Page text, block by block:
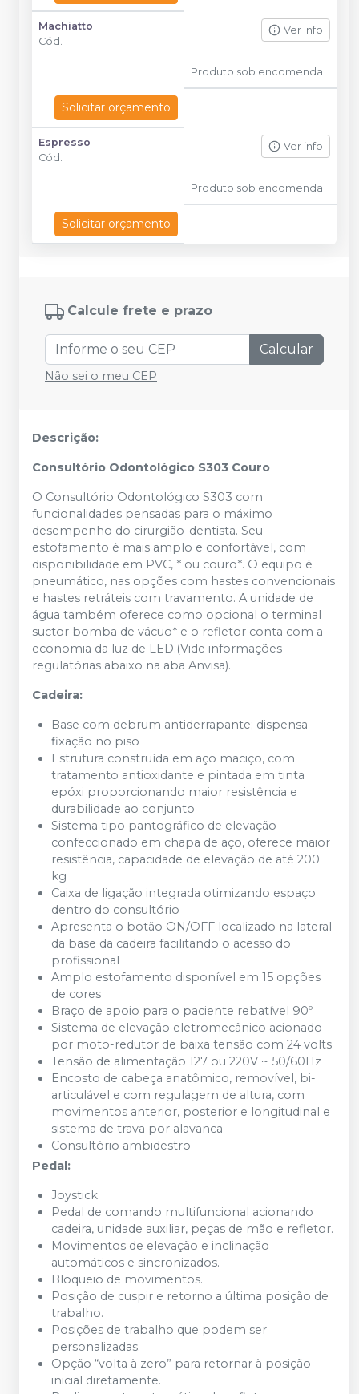
Machiatto
Cód.
Ver info
Produto sob encomenda
Solicitar orçamento
Espresso
Cód.
Ver info
Produto sob encomenda
Solicitar orçamento
Calcule frete e prazo
Calcular
Não sei o meu CEP
Descrição:
Consultório Odontológico S303 Couro
O Consultório Odontológico S303 com
funcionalidades pensadas para o máximo
desempenho do cirurgião-dentista. Seu
estofamento é mais amplo e confortável, com
disponibilidade em PVC, * ou couro*. O equipo é
pneumático, nas opções com hastes convencionais
e hastes retráteis com travamento. A unidade de
água também oferece como opcional o terminal
suctor bomba de vácuo* e o refletor conta com a
economia da luz de LED.(Vide informações
regulatórias abaixo na aba Anvisa).
Cadeira:
Base com debrum antiderrapante; dispensa
fixação no piso
Estrutura construída em aço maciço, com
tratamento antioxidante e pintada em tinta
epóxi proporcionando maior resistência e
durabilidade ao conjunto
Sistema tipo pantográfico de elevação
confeccionado em chapa de aço, oferece maior
resistência, capacidade de elevação de até 200
kg
Caixa de ligação integrada otimizando espaço
dentro do consultório
Apresenta o botão ON/OFF localizado na lateral
da base da cadeira facilitando o acesso do
profissional
Amplo estofamento disponível em 15 opções
de cores
Braço de apoio para o paciente rebatível 90º
Sistema de elevação eletromecânico acionado
por moto-redutor de baixa tensão com 24 volts
Tensão de alimentação 127 ou 220V ~ 50/60Hz
Encosto de cabeça anatômico, removível, bi-
articulável e com regulagem de altura, com
movimentos anterior, posterior e longitudinal e
sistema de trava por alavanca
Consultório ambidestro
Pedal:
Joystick.
Pedal de comando multifuncional acionando
cadeira, unidade auxiliar, peças de mão e refletor.
Movimentos de elevação e inclinação
automáticos e sincronizados.
Bloqueio de movimentos.
Posição de cuspir e retorno a última posição de
trabalho.
Posições de trabalho que podem ser
personalizadas.
Opção “volta à zero” para retornar à posição
inicial diretamente.